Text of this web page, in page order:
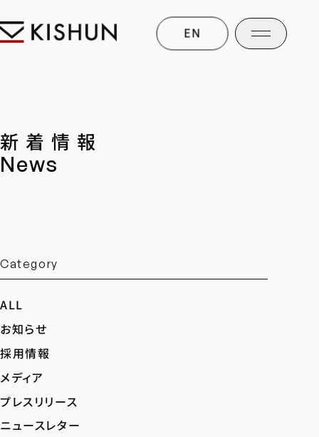
EN
新着情報
News
Category
ALL
お知らせ
採用情報
メディア
プレスリリース
ニュースレター